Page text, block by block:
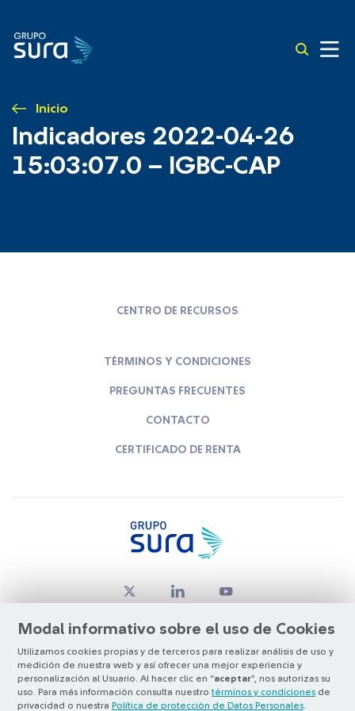
Inicio
Indicadores 2022-04-26
15:03:07.0 – IGBC-CAP
Modal informativo sobre el uso de Cookies
Utilizamos cookies propias y de terceros para realizar análisis de uso y
medición de nuestra web y así ofrecer una mejor experiencia y
personalización al Usuario. Al hacer clic en “aceptar”, nos autorizas su
uso. Para más información consulta nuestro términos y condiciones de
privacidad o nuestra Política de protección de Datos Personales
CENTRO DE RECURSOS
TÉRMINOS Y CONDICIONES
PREGUNTAS FRECUENTES
CONTACTO
CERTIFICADO DE RENTA
© Copyright Grupo SURA 2026